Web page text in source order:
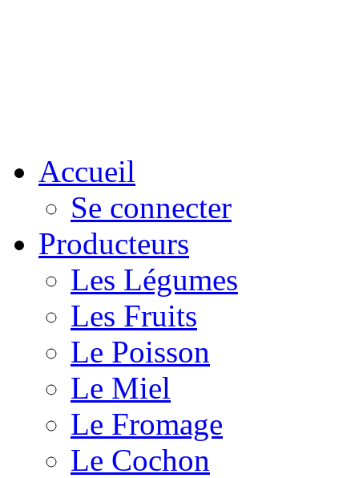
Accueil
Se connecter
Producteurs
Les Légumes
Les Fruits
Le Poisson
Le Miel
Le Fromage
Le Cochon